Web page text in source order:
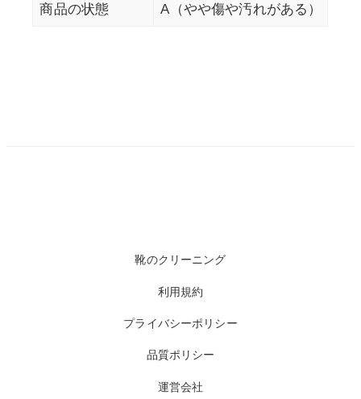
商品の状態 A（やや傷や汚れがある）
靴のクリーニング
利用規約
プライバシーポリシー
品質ポリシー
運営会社